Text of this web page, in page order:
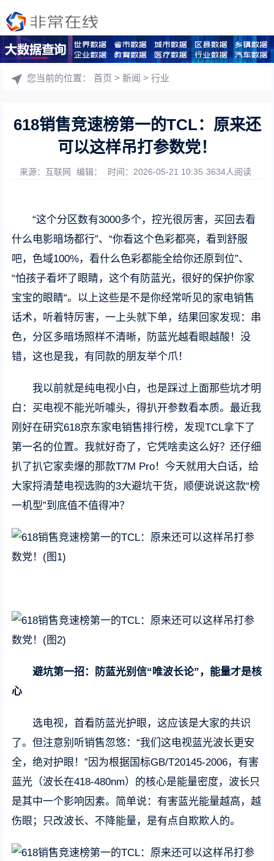
您当前的位置：首页 >新闻 >行业
618销售竞速榜第一的TCL：原来还
可以这样吊打参数党！
来源：互联网 编辑： 时间：2026-05-21 10:35 3634人阅读
“这个分区数有3000多个，控光很厉害，买回去看
什么电影暗场都行”、“你看这个色彩都亮，看到舒服
吧，色域100%，看什么色彩都能全给你还原到位”、
“怕孩子看坏了眼睛，这个有防蓝光，很好的保护你家
宝宝的眼睛“。以上这些是不是你经常听见的家电销售
话术，听着特厉害，一上头就下单，结果回家发现：串
色，分区多暗场照样不清晰，防蓝光越看眼越酸！没
错，这也是我，有同款的朋友举个爪！
我以前就是纯电视小白，也是踩过上面那些坑才明
白：买电视不能光听噱头，得扒开参数看本质。最近我
刚好在研究618京东家电销售排行榜，发现TCL拿下了
第一名的位置。我就好奇了，它凭啥卖这么好？还仔细
扒了扒它家卖爆的那款T7M Pro！今天就用大白话，给
大家捋清楚电视选购的3大避坑干货，顺便说说这款“榜
一机型”到底值不值得冲？
避坑第一招：防蓝光别信“唯波长论”，能量才是核
心
选电视，首看防蓝光护眼，这应该是大家的共识
了。但注意别听销售忽悠：“我们这电视蓝光波长更安
全，绝对护眼！”因为根据国标GB/T20145-2006，有害
蓝光（波长在418-480nm）的核心是能量密度，波长只
是其中一个影响因素。简单说：有害蓝光能量越高，越
伤眼；只改波长、不降能量，是有点自欺欺人的。